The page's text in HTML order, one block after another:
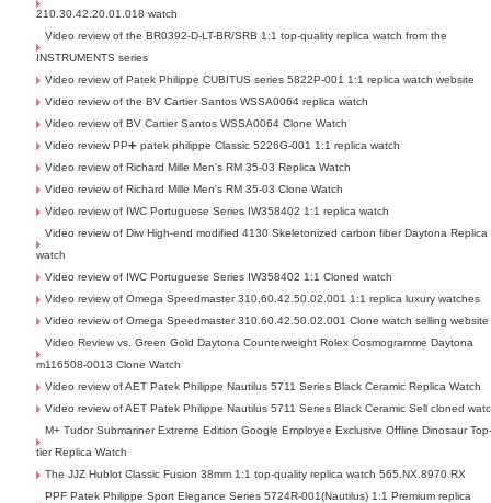
210.30.42.20.01.018 watch
Video review of the BR0392-D-LT-BR/SRB 1:1 top-quality replica watch from the
INSTRUMENTS series
Video review of Patek Philippe CUBITUS series 5822P-001 1:1 replica watch website
Video review of the BV Cartier Santos WSSA0064 replica watch
Video review of BV Cartier Santos WSSA0064 Clone Watch
Video review PP➕ patek philippe Classic 5226G-001 1:1 replica watch
Video review of Richard Mille Men's RM 35-03 Replica Watch
Video review of Richard Mille Men's RM 35-03 Clone Watch
Video review of IWC Portuguese Series IW358402 1:1 replica watch
Video review of Diw High-end modified 4130 Skeletonized carbon fiber Daytona Replica
watch
Video review of IWC Portuguese Series IW358402 1:1 Cloned watch
Video review of Omega Speedmaster 310.60.42.50.02.001 1:1 replica luxury watches
Video review of Omega Speedmaster 310.60.42.50.02.001 Clone watch selling website
Video Review vs. Green Gold Daytona Counterweight Rolex Cosmogramme Daytona
m116508-0013 Clone Watch
Video review of AET Patek Philippe Nautilus 5711 Series Black Ceramic Replica Watch
Video review of AET Patek Philippe Nautilus 5711 Series Black Ceramic Sell cloned
M+ Tudor Submariner Extreme Edition Google Employee Exclusive Offline Dinosaur
tier Replica Watch
The JJZ Hublot Classic Fusion 38mm 1:1 top-quality replica watch 565.NX.8970.RX
PPF Patek Philippe Sport Elegance Series 5724R-001(Nautilus) 1:1 Premium replica